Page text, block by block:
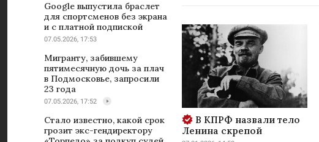
Google выпустила браслет
для спортсменов без экрана
и с платной подпиской
07.05.2026, 17:53
Мигранту, забившему
пятимесячную дочь за плач
в Подмосковье, запросили
23 года
07.05.2026, 17:52
Стало известно, какой срок
грозит экс-гендиректору
В КПРФ назвали тело
Ленина скрепой